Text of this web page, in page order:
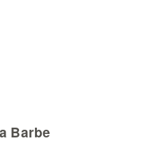
Barbe